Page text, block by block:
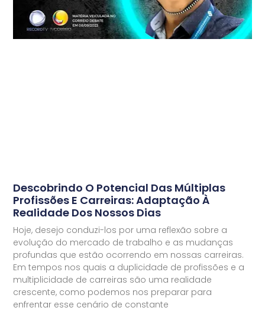
Descobrindo O Potencial Das Múltiplas
Profissões E Carreiras: Adaptação À
Realidade Dos Nossos Dias
Hoje, desejo conduzi-los por uma reflexão sobre a
evolução do mercado de trabalho e as mudanças
profundas que estão ocorrendo em nossas carreiras.
Em tempos nos quais a duplicidade de profissões e a
multiplicidade de carreiras são uma realidade
crescente, como podemos nos preparar para
enfrentar esse cenário de constante